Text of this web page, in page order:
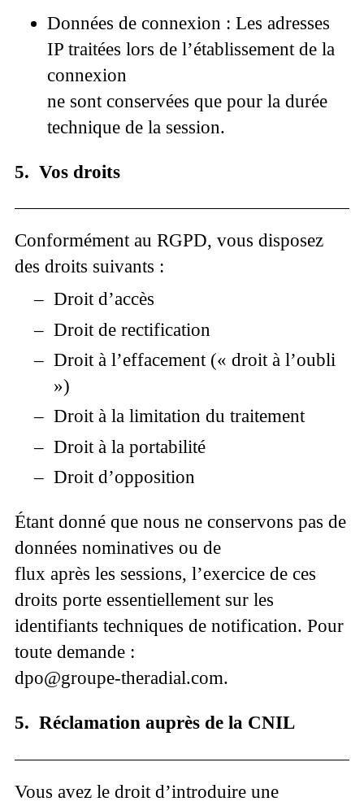
Données de connexion : Les adresses
IP traitées lors de l’établissement de la
connexion
ne sont conservées que pour la durée
technique de la session.
5. Vos droits
Conformément au RGPD, vous disposez
des droits suivants :
– Droit d’accès
– Droit de rectification
– Droit à l’effacement (« droit à l’oubli
»)
– Droit à la limitation du traitement
– Droit à la portabilité
– Droit d’opposition
Étant donné que nous ne conservons pas de
données nominatives ou de
flux après les sessions, l’exercice de ces
droits porte essentiellement sur les
identifiants techniques de notification. Pour
toute demande :
dpo@groupe-theradial.com.
5. Réclamation auprès de la CNIL
Vous avez le droit d’introduire une